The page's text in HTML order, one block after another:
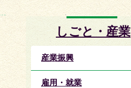
しごと・産業
産業振興
雇用・就業